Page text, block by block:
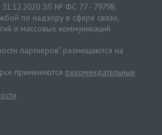
31.12.2020 ЭЛ № ФС 77 - 79798.
по надзору в сфере связи,
и массовых коммуникаций
партнеров" размещаются на
применяются рекомендательные